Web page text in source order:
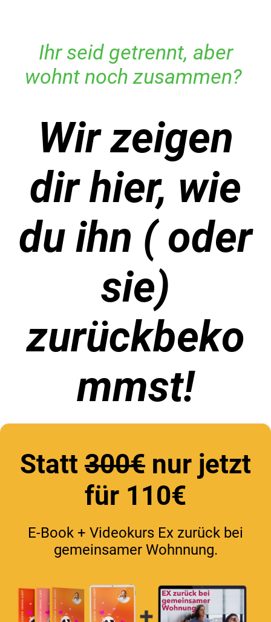
Ihr seid getrennt, aber
wohnt noch zusammen?
Wir zeigen
dir hier, wie
du ihn ( oder
sie)
zurückbeko
mmst!
Statt 300€ nur jetzt
für 110€
E-Book + Videokurs Ex zurück bei
gemeinsamer Wohnnung.